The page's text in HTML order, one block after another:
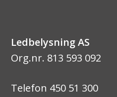
Ledbelysning AS
Org.nr. 813 593 092
Telefon 450 51 300